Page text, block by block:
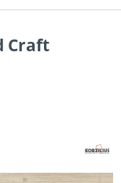
Craft